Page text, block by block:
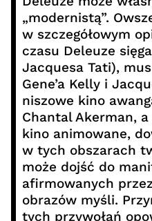
„modernistą”.
w szczegółowym
czasu Deleuze
Jacquesa Tati),
Gene’a Kelly i
niszowe kino
Chantal Akerman,
kino animowane,
w tych obszarach
może dojść do
afirmowanych
obrazów myśli.
tych przywołań